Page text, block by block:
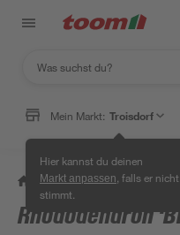
Mein Markt: Troisdorf
Hier kannst du deinen
Markt anpassen , falls er nicht
stimmt.
/ Garten & Freizeit /
Rhododendron